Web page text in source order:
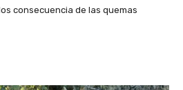
consecuencia de las quemas